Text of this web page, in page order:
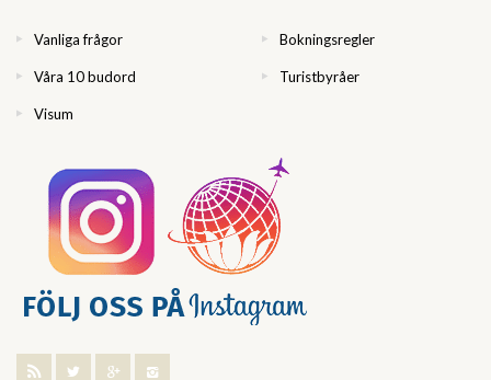
Vanliga frågor Bokningsregler
Våra 10 budord Turistbyråer
Visum